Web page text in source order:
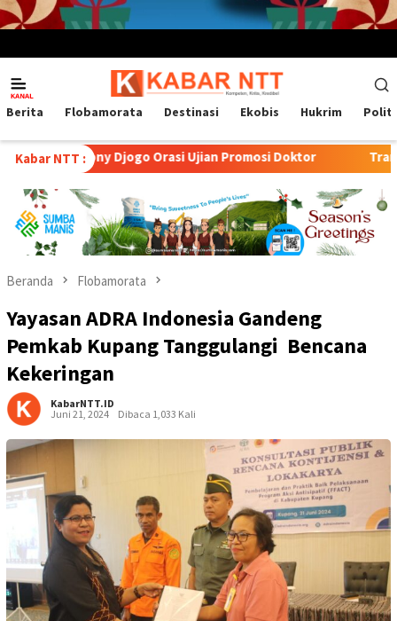
Mobile
Berita Flobamorata Destinasi Ekobis Hukrim
Kabar NTT :
Djogo Orasi Ujian Promosi Doktor Transformasi
Beranda Flobamorata
Yayasan ADRA Indonesia Gandeng
Pemkab Kupang Tanggulangi Bencana
Kekeringan
KabarNTT.ID
Juni 21, 2024
Dibaca 1,033 Kali